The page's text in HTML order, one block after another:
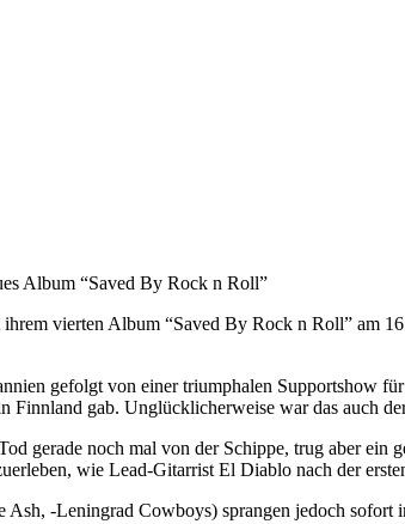
Album “Saved By Rock n Roll”
vierten Album “Saved By Rock n Roll” am
gefolgt von einer triumphalen
Finnland gab. Unglücklicherweise war das auch
gerade noch mal von der Schippe, trug aber ein
wie Lead-Gitarrist El Diablo nach der
-Leningrad Cowboys) sprangen jedoch sofort